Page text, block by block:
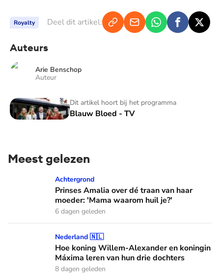
Royalty Deel dit artikel:
Auteurs
Arie Benschop
Auteur
Dit artikel hoort bij het programma
Blauw Bloed - TV
Blauw Bloed - TV
Meest gelezen
Prinses Amalia over dé traan van haar moeder: 'Mama
Achtergrond
Prinses Amalia over dé traan van haar
moeder: 'Mama waarom huil je?'
6 dagen geleden
Hoe koning Willem-Alexander en koningin Máxima leren
Nederland 🇳🇱
Hoe koning Willem-Alexander en koningin
Máxima leren van hun drie dochters
8 dagen geleden